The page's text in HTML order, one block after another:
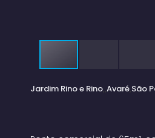
Jardim Rino e Rino Avaré São